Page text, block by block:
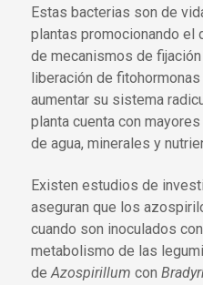
Estas bacterias son de
plantas promocionando el
de mecanismos de
liberación de
aumentar su sistema
planta cuenta con
de agua, minerales y
Existen estudios de
aseguran que los
cuando son inoculados
metabolismo de las
deAzospirillum con